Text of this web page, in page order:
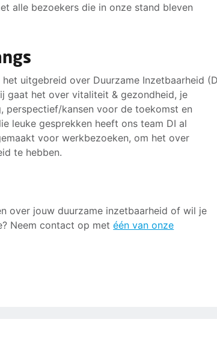
alle bezoekers die in onze stand bleven
uitgebreid over Duurzame Inzetbaarheid
gaat het over vitaliteit & gezondheid, je
perspectief/kansen voor de toekomst en
leuke gesprekken heeft ons team DI al
voor werkbezoeken, om het over
te hebben.
over jouw duurzame inzetbaarheid of wil je
Neem contact op metéén van onze